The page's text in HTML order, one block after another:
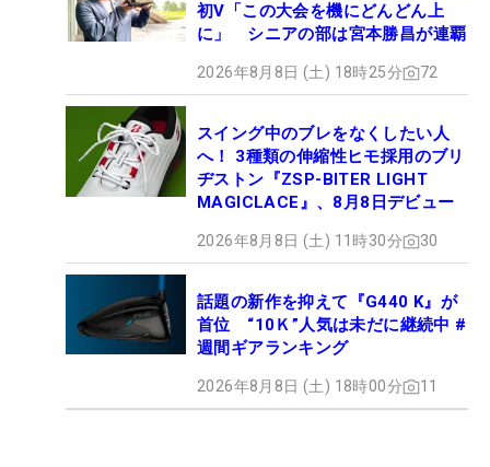
初V「この大会を機にどんどん上
に」 シニアの部は宮本勝昌が連覇
2026年8月8日 (土) 18時25分 72
スイング中のブレをなくしたい人
へ！ 3種類の伸縮性ヒモ採用のブリ
ヂストン『ZSP-BITER LIGHT
MAGICLACE』、8月8日デビュー
2026年8月8日 (土) 11時30分 30
話題の新作を抑えて『G440 K』が
首位 “10Ｋ”人気は未だに継続中 #
週間ギアランキング
2026年8月8日 (土) 18時00分 11